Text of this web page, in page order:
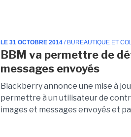
LE 31 OCTOBRE 2014 / BUREAUTIQUE ET
BBM va permettre de
messages envoyés
Blackberry annonce une mise à
permettre à un utilisateur de
images et messages envoyés et